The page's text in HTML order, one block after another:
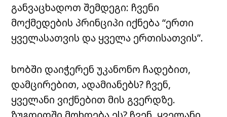
განვაცხადოთ შემდეგი: ჩვენი
მოქმედების პრინციპი იქნება “ერთი
ყველასათვის და ყველა ერთისათვის”.
ხობში დაიჭერენ უკანონო ჩადებით,
დამცირებით, ადამიანებს? ჩვენ,
ყველანი ვიქნებით მის გვერდზე.